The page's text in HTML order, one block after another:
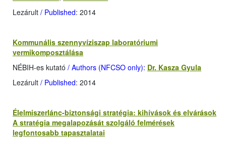
Lezárult / Published: 2014
Kommunális szennyvíziszap laboratóriumi
vermikomposztálása
NÉBIH-es kutató / Authors (NFCSO only): Dr. Kasza Gyula
Lezárult / Published: 2014
Élelmiszerlánc-biztonsági stratégia: kihívások és elvárások
A stratégia megalapozását szolgáló felmérések
legfontosabb tapasztalatai